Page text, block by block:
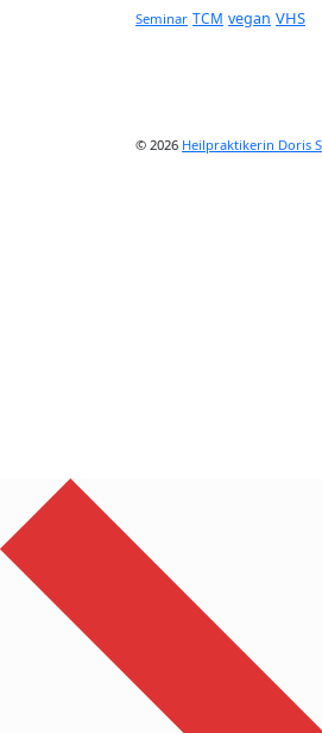
Seminar TCM vegan VHS
© 2026 Heilpraktikerin Doris